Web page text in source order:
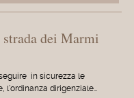
dei Marmi
in sicurezza le
l'ordinanza dirigenziale…